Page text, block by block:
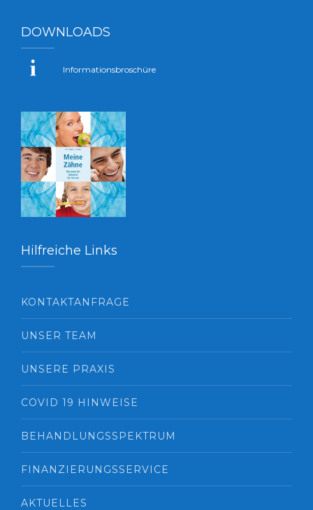
DOWNLOADS
Informationsbroschüre
Hilfreiche Links
KONTAKTANFRAGE
UNSER TEAM
UNSERE PRAXIS
COVID 19 HINWEISE
BEHANDLUNGSSPEKTRUM
FINANZIERUNGSSERVICE
AKTUELLES